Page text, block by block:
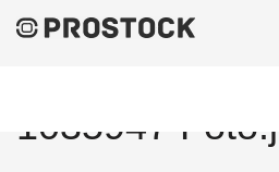
1035947